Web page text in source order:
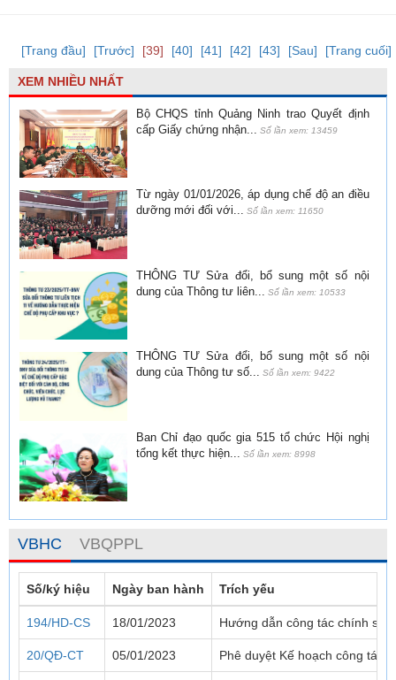
[Trang đầu] [Trước] [39] [40] [41] [42] [43] [Sau] [Trang cuối]
XEM NHIỀU NHẤT
Bộ CHQS tỉnh Quảng Ninh trao Quyết định
cấp Giấy chứng nhận...
Số lần xem: 13459
Từ ngày 01/01/2026, áp dụng chế độ an điều
dưỡng mới đối với... Số lần xem: 11650
THÔNG TƯ Sửa đổi, bổ sung một số nội
dung của Thông tư liên...
Số lần xem: 10533
THÔNG TƯ Sửa đổi, bổ sung một số nội
dung của Thông tư số... Số lần xem: 9422
Ban Chỉ đạo quốc gia 515 tổ chức Hội nghị
tổng kết thực hiện...
Số lần xem: 8998
VBHC VBQPPL
Số/ký hiệu Ngày ban hành Trích yếu
194/HD-CS 18/01/2023 Hướng dẫn công tác chính
20/QĐ-CT 05/01/2023 Phê duyệt Kế hoạch công tác